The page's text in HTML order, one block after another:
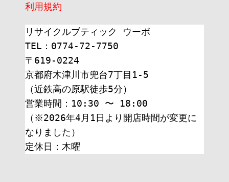
利用規約
リサイクルブティック ウーボ
TEL：0774-72-7750
〒619-0224
京都府木津川市兜台7丁目1-5
（近鉄高の原駅徒歩5分）
営業時間：10:30 〜 18:00
（※2026年4月1日より開店時間が変更に
なりました）
定休日：木曜